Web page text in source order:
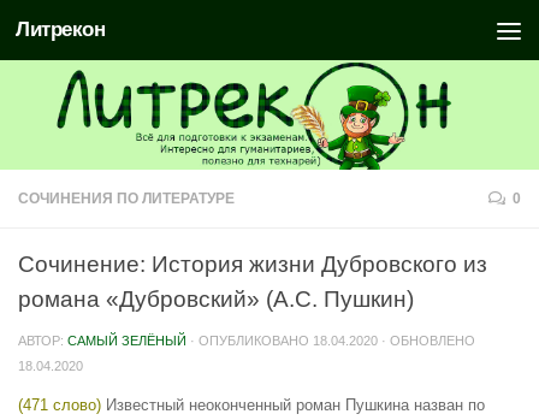
Литрекон
СОЧИНЕНИЯ ПО ЛИТЕРАТУРЕ 0
Сочинение: История жизни Дубровского из
романа «Дубровский» (А.С. Пушкин)
АВТОР: САМЫЙ ЗЕЛЁНЫЙ · ОПУБЛИКОВАНО 18.04.2020 · ОБНОВЛЕНО
18.04.2020
(471 слово) Известный неоконченный роман Пушкина назван по